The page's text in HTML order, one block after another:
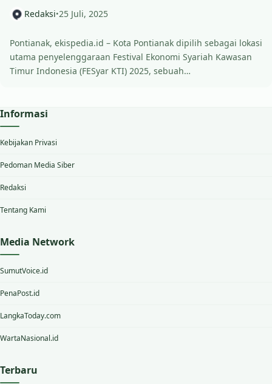
Redaksi•25 Juli, 2025
Pontianak, ekispedia.id – Kota Pontianak dipilih sebagai lokasi
utama penyelenggaraan Festival Ekonomi Syariah Kawasan
Timur Indonesia (FESyar KTI) 2025, sebuah…
Informasi
Kebijakan Privasi
Pedoman Media Siber
Redaksi
Tentang Kami
Media Network
SumutVoice.id
PenaPost.id
LangkaToday.com
WartaNasional.id
Terbaru